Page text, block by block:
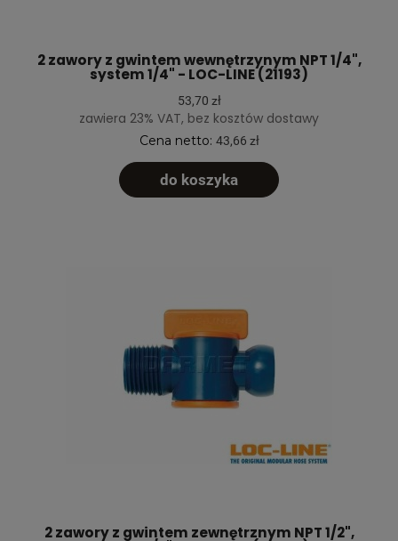
2 zawory z gwintem wewnętrzynym NPT 1/4",
system 1/4" - LOC-LINE (21193)
53,70 zł
zawiera 23% VAT, bez kosztów dostawy
Cena netto: 43,66 zł
do koszyka
2 zawory z gwintem zewnętrznym NPT 1/2",